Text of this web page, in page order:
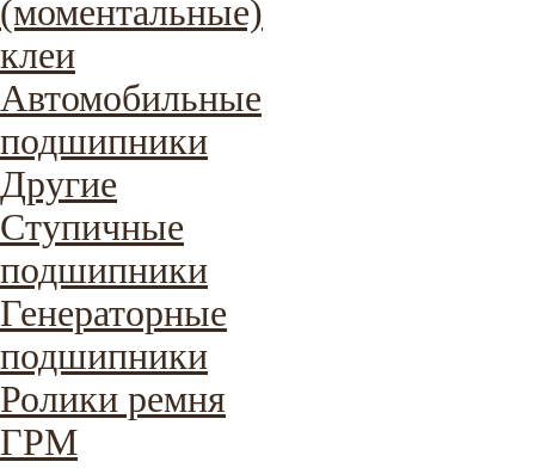
(моментальные)
клеи
Автомобильные
подшипники
Другие
Ступичные
подшипники
Генераторные
подшипники
Ролики ремня
ГРМ